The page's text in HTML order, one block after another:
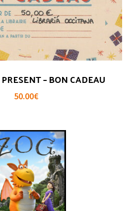
– BON CADEAU
50.00€